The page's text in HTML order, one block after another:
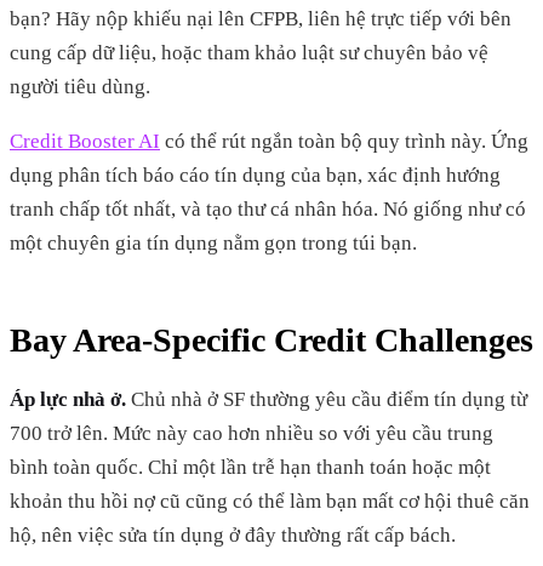
bạn? Hãy nộp khiếu nại lên CFPB, liên hệ trực tiếp với bên
cung cấp dữ liệu, hoặc tham khảo luật sư chuyên bảo vệ
người tiêu dùng.
Credit Booster AI có thể rút ngắn toàn bộ quy trình này. Ứng
dụng phân tích báo cáo tín dụng của bạn, xác định hướng
tranh chấp tốt nhất, và tạo thư cá nhân hóa. Nó giống như có
một chuyên gia tín dụng nằm gọn trong túi bạn.
Bay Area-Specific Credit Challenges
Áp lực nhà ở. Chủ nhà ở SF thường yêu cầu điểm tín dụng từ
700 trở lên. Mức này cao hơn nhiều so với yêu cầu trung
bình toàn quốc. Chỉ một lần trễ hạn thanh toán hoặc một
khoản thu hồi nợ cũ cũng có thể làm bạn mất cơ hội thuê căn
hộ, nên việc sửa tín dụng ở đây thường rất cấp bách.